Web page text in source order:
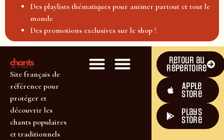
Des playlists thématiques pour animer partout et tout le
monde
Des promotions exclusives sur le shop !
Site français de
référence pour
protéger et
découvrir les
chants populaires
et traditionnels
Retour au
répertoire
Apple
Store
plays
store